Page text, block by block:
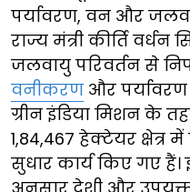
पर्यावरण, वन और
राज्य मंत्री कीर्ति
जलवायु परिवर्तन से
वनीकरण और पर्यावरण
ग्रीन इंडिया मिशन के
1,84,467 हेक्टेयर क्षेत्र
सुधार कार्य किए गए